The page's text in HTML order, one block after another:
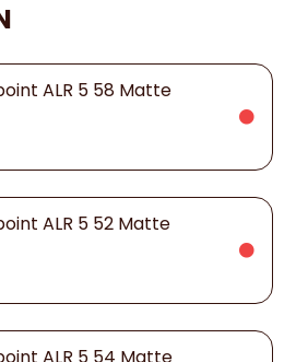
ALR 5 58 Matte
ALR 5 52 Matte